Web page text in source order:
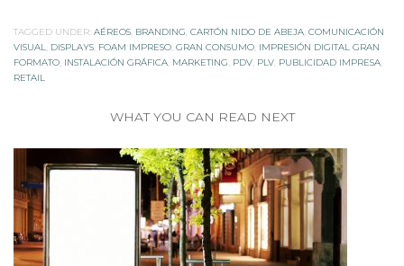
TAGGED UNDER: AÉREOS BRANDING CARTÓN NIDO DE ABEJA COMUNICACIÓN
VISUAL DISPLAYS FOAM IMPRESO GRAN CONSUMO IMPRESIÓN DIGITAL GRAN
FORMATO INSTALACIÓN GRÁFICA MARKETING PDV PLV PUBLICIDAD IMPRESA
RETAIL
WHAT YOU CAN READ NEXT